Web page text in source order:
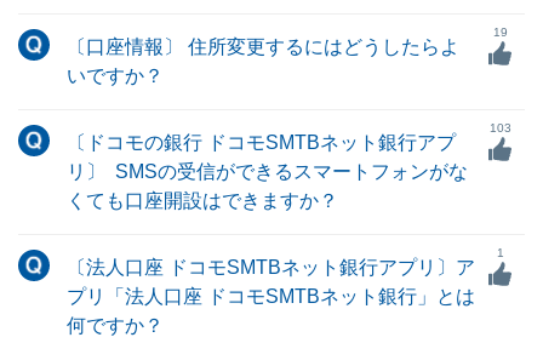
〔口座情報〕 住所変更するにはどうしたらよ
いですか？
19
〔ドコモの銀行 ドコモSMTBネット銀行アプ
リ〕 SMSの受信ができるスマートフォンがな
くても口座開設はできますか？
103
〔法人口座 ドコモSMTBネット銀行アプリ〕ア
プリ「法人口座 ドコモSMTBネット銀行」とは
何ですか？
1